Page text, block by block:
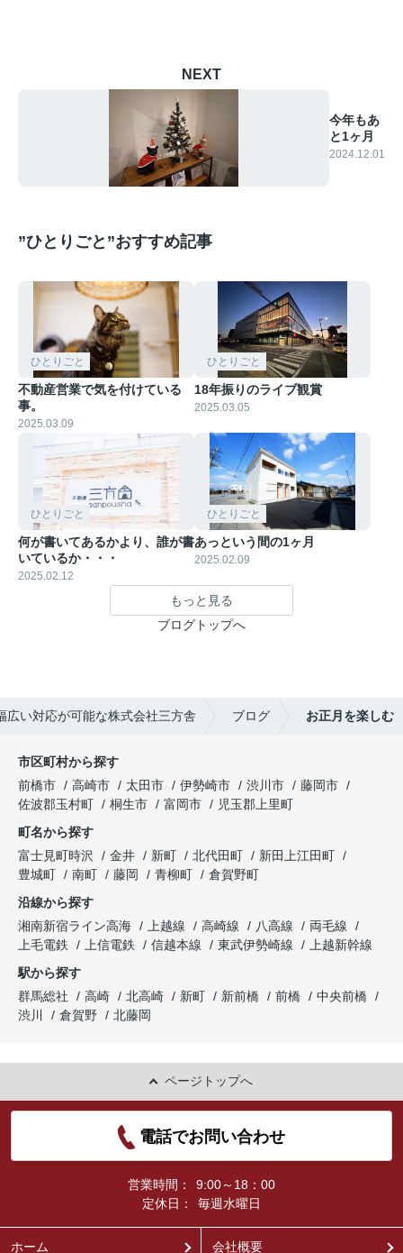
NEXT
今年もあ
と1ヶ月
2024.12.01
”ひとりごと”おすすめ記事
ひとりごと
不動産営業で気を付けている
事。
2025.03.09
ひとりごと
18年振りのライブ観賞
2025.03.05
ひとりごと
何が書いてあるかより、誰が書
いているか・・・
2025.02.12
ひとりごと
あっという間の1ヶ月
2025.02.09
もっと見る
ブログトップへ
広い対応が可能な株式会社三方舎 ブログ お正月を楽しむ
市区町村から探す
前橋市
高崎市 太田市 伊勢崎市 渋川市
藤岡市
佐波郡玉村町
桐生市 富岡市
児玉郡上里町
町名から探す
富士見町時沢
金井 新町 北代田町
新田上江田町
豊城町
南町 藤岡 青柳町
倉賀野町
沿線から探す
湘南新宿ライン高海
上越線 高崎線 八高線
両毛線
上毛電鉄
上信電鉄 信越本線 東武伊勢崎線
上越新幹線
駅から探す
群馬総社
高崎 北高崎 新町 新前橋 前橋
中央前橋
渋川
倉賀野 北藤岡
ページトップへ
電話でお問い合わせ
営業時間：
9:00～18：00
定休日：
毎週水曜日
ホーム 会社概要